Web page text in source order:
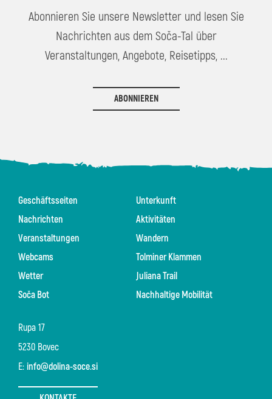
Abonnieren Sie unsere Newsletter und lesen Sie
Nachrichten aus dem Soča-Tal über
Veranstaltungen, Angebote, Reisetipps, ...
ABONNIEREN
Rupa 17
5230 Bovec
E: info@dolina-soce.si
Geschäftsseiten
Nachrichten
Veranstaltungen
Webcams
Wetter
Soča Bot
Unterkunft
Aktivitäten
Wandern
Tolminer Klammen
Juliana Trail
Nachhaltige Mobilität